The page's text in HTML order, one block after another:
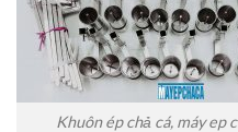
Khuôn ép chả cá, máy ep